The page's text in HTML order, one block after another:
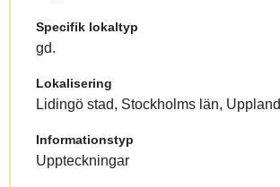
Specifik lokaltyp
gd.
Lokalisering
Lidingö stad, Stockholms län, Uppland
Informationstyp
Uppteckningar